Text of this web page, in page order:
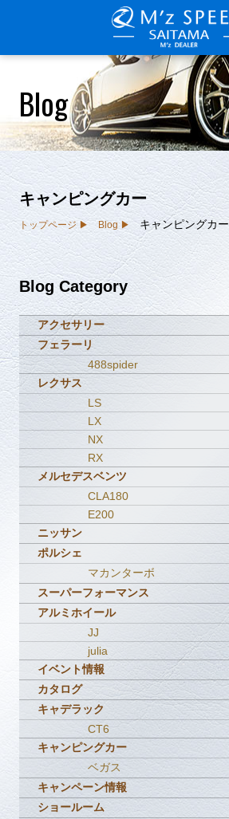
Blog
キャンピングカー
トップページ Blog キャンピングカー
Blog Category
アクセサリー
フェラーリ
488spider
レクサス
LS
LX
NX
RX
メルセデスベンツ
CLA180
E200
ニッサン
ポルシェ
マカンターボ
スーパーフォーマンス
アルミホイール
JJ
julia
イベント情報
カタログ
キャデラック
CT6
キャンピングカー
ベガス
キャンペーン情報
ショールーム